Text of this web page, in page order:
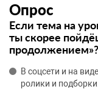
Опрос
Если тема на
ты скорее
продолжением»?
В соцсети и на
ролики и подборки.